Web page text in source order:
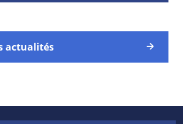
actualités